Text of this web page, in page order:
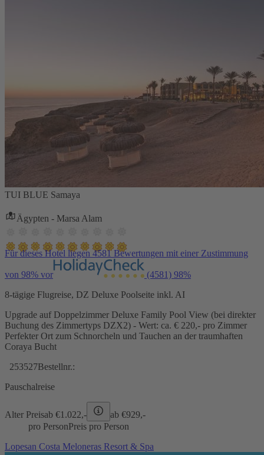
TUI BLUE Samaya
Ägypten - Marsa Alam
Für dieses Hotel liegen 4581 Bewertungen mit einer Zustimmung
von 98% vor (4581) 98%
8-tägige Flugreise, DZ Deluxe Poolseite inkl. AI
Upgrade auf Doppelzimmer Deluxe Family Pool View (bei direkter
Buchung des Zimmertyps DZX2) - Wert: ca. € 220,- pro Zimmer
Perfekter Ort zum Schnorcheln und Tauchen an der traumhaften
Coraya Bucht
253527Bestellnr.:
Pauschalreise
Alter Preisab €1.022,- ab €929,-
pro PersonPreis pro Person
Lopesan Costa Meloneras Resort & Spa